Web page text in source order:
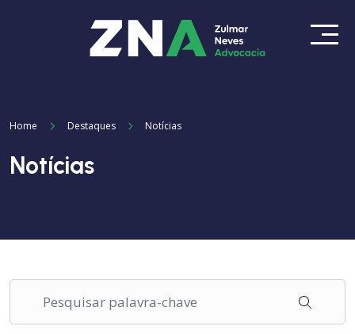
Home Destaques Notícias
Notícias
Pesquisar palavra-chave